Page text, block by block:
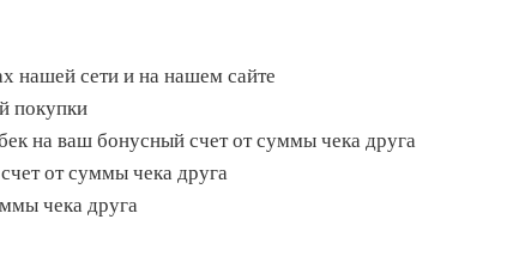
нашей сети и на нашем сайте
покупки
на ваш бонусный счет от суммы чека друга
от суммы чека друга
чека друга